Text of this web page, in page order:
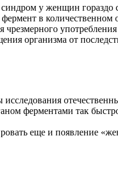
у женщин гораздо
в
организма от
ферментами так
еще и появление